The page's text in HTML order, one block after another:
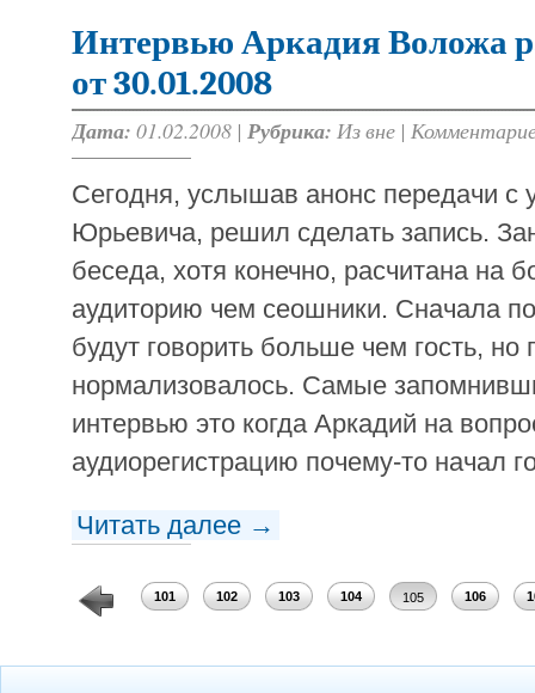
Интервью Аркадия Воложа
от 30.01.2008
Дата: 01.02.2008 | Рубрика: Из вне |
Cегодня, услышав анонс передачи с
Юрьевича, решил сделать запись.
беседа, хотя конечно, расчитана на
аудиторию чем сеошники. Сначала
будут говорить больше чем гость, но
нормализовалось. Самые
интервью это когда Аркадий на
аудиорегистрацию почему-то начал
Читать далее →
100 101 102 103 104 105 106